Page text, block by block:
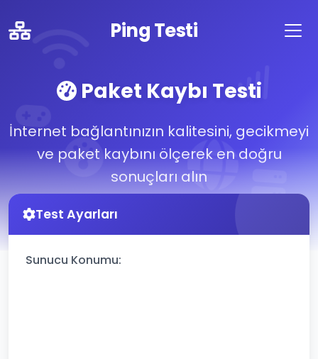
Ping Testi
Paket Kaybı Testi
İnternet bağlantınızın kalitesini, gecikmeyi
ve paket kaybını ölçerek en doğru
sonuçları alın
Test Ayarları
Sunucu Konumu: